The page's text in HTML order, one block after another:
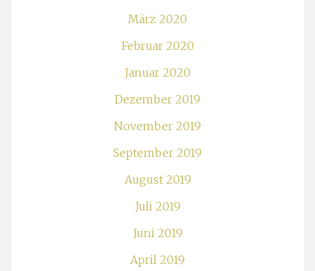
März 2020
Februar 2020
Januar 2020
Dezember 2019
November 2019
September 2019
August 2019
Juli 2019
Juni 2019
April 2019